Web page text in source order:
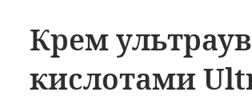
Крем
кислотами